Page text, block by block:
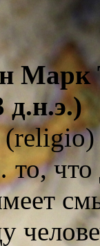
Марк
д.н.э.)
что